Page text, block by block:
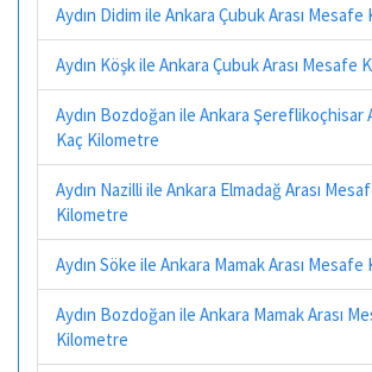
Aydın Didim ile Ankara Çubuk Arası
Aydın Köşk ile Ankara Çubuk Arası Mesafe
Aydın Bozdoğan ile Ankara Şereflikoçhisar
Kaç Kilometre
Aydın Nazilli ile Ankara Elmadağ Arası
Kilometre
Aydın Söke ile Ankara Mamak Arası
Aydın Bozdoğan ile Ankara Mamak Arası
Kilometre